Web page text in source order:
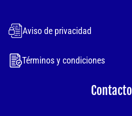
Aviso de privacidad
Términos y condiciones
Contacto